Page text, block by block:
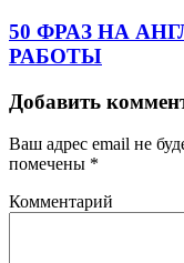
50 ФРАЗ НА
РАБОТЫ
Добавить
Ваш адрес email не
помечены *
Комментарий